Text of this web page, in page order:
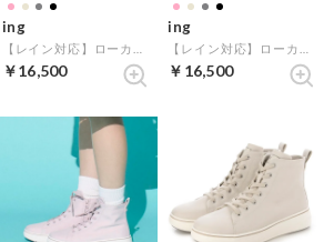
ing
￥16,500
ing
￥16,500